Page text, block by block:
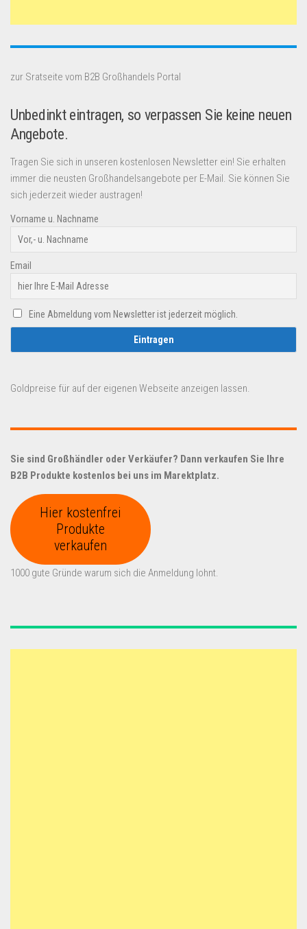
zur Sratseite vom B2B Großhandels Portal
Unbedinkt eintragen, so verpassen Sie keine neuen
Angebote.
Tragen Sie sich in unseren kostenlosen Newsletter ein! Sie erhalten
immer die neusten Großhandelsangebote per E-Mail. Sie können Sie
sich jederzeit wieder austragen!
Vorname u. Nachname
Email
Eine Abmeldung vom Newsletter ist jederzeit möglich.
Goldpreise für auf der eigenen Webseite anzeigen lassen.
Sie sind Großhändler oder Verkäufer? Dann verkaufen Sie Ihre
B2B Produkte kostenlos bei uns im Marektplatz.
Hier kostenfrei
Produkte
verkaufen
1000 gute Gründe warum sich die Anmeldung lohnt.